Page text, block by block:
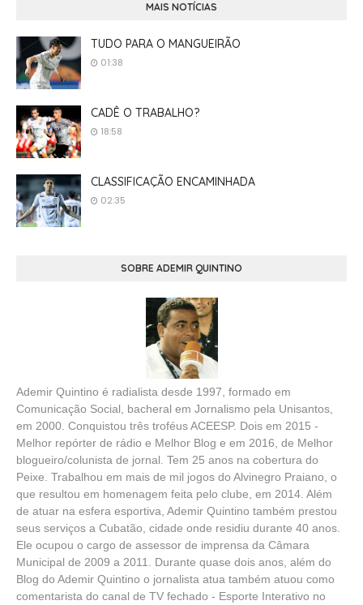
MAIS NOTÍCIAS
TUDO PARA O MANGUEIRÃO
01:38
CADÊ O TRABALHO?
18:58
CLASSIFICAÇÃO ENCAMINHADA
02:35
SOBRE ADEMIR QUINTINO
Ademir Quintino é radialista desde 1997, formado em
Comunicação Social, bacheral em Jornalismo pela Unisantos,
em 2000. Conquistou três troféus ACEESP. Dois em 2015 -
Melhor repórter de rádio e Melhor Blog e em 2016, de Melhor
blogueiro/colunista de jornal. Tem 25 anos na cobertura do
Peixe. Trabalhou em mais de mil jogos do Alvinegro Praiano, o
que resultou em homenagem feita pelo clube, em 2014. Além
de atuar na esfera esportiva, Ademir Quintino também prestou
seus serviços a Cubatão, cidade onde residiu durante 40 anos.
Ele ocupou o cargo de assessor de imprensa da Câmara
Municipal de 2009 a 2011. Durante quase dois anos, além do
Blog do Ademir Quintino o jornalista atua também atuou como
comentarista do canal de TV fechado - Esporte Interativo no